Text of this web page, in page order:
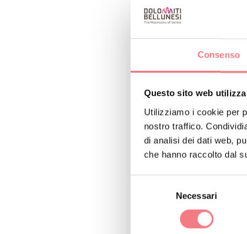
Consenso
Questo sito web
Utilizziamo i cookie per
nostro traffico.
di analisi dei dati web,
che hanno raccolto dal
Necessari